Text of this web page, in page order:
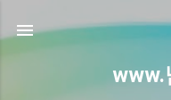
기본
www.